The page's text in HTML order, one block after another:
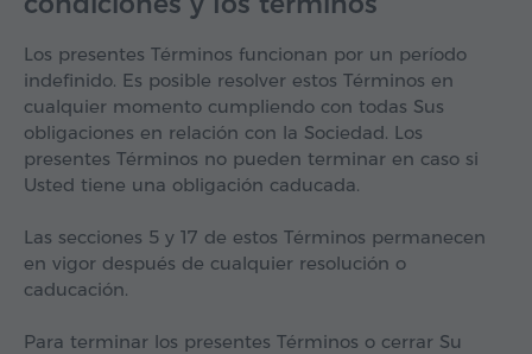
Los presentes Términos funcionan por un período
indefinido. Es posible resolver estos Términos en
cualquier momento cumpliendo con todas Sus
obligaciones en relación con la Sociedad. Los
presentes Términos no pueden terminar en caso si
Usted tiene una obligación caducada.
Las secciones 5 y 17 de estos Términos permanecen
en vigor después de cualquier resolución o
caducación.
Para terminar los presentes Términos o cerrar Su